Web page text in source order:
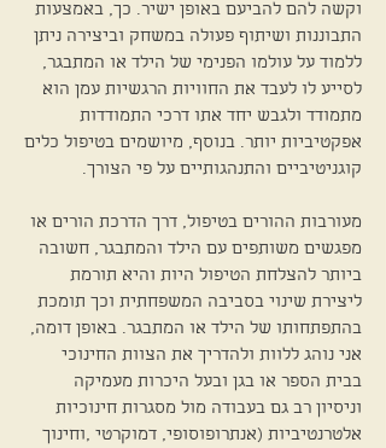
וקשה להם להביעם באופן ישיר. כך, באמצעות
התבוננות ושיתוף פעולה במשחק וביצירה ניתן
ללמוד על עולמו הפנימי של הילד או המתבגר,
לסייע לו לעבד את החוויות הרגשיות עמן הוא
מתמודד ולגבש יחד אתו דרכי התמודדות
אפקטיביות יותר. בנוסף, מיושמים בטיפול כלים
קוגניטיביים והתנהגותיים על פי הצורך.
מעורבות ההורים בטיפול, דרך הדרכת הורים או
מפגשים משותפים עם הילד והמתבגר, חשובה
ביותר להצלחת הטיפול היות והיא תורמת
ליצירת שינוי בסביבה המשפחתית וכך תומכת
בהתפתחותו של הילד או המתבגר. באופן דומה,
אני נוהג ללוות ולהדריך את הצוות החינוכי
בבית הספר או בגן ובעל היכרות מעמיקה
וניסיון רב גם בעבודה מול מסגרות חינוכיות
אלטרנטיביות (אנתרופוסופי, דמוקרטי ,וחינוך